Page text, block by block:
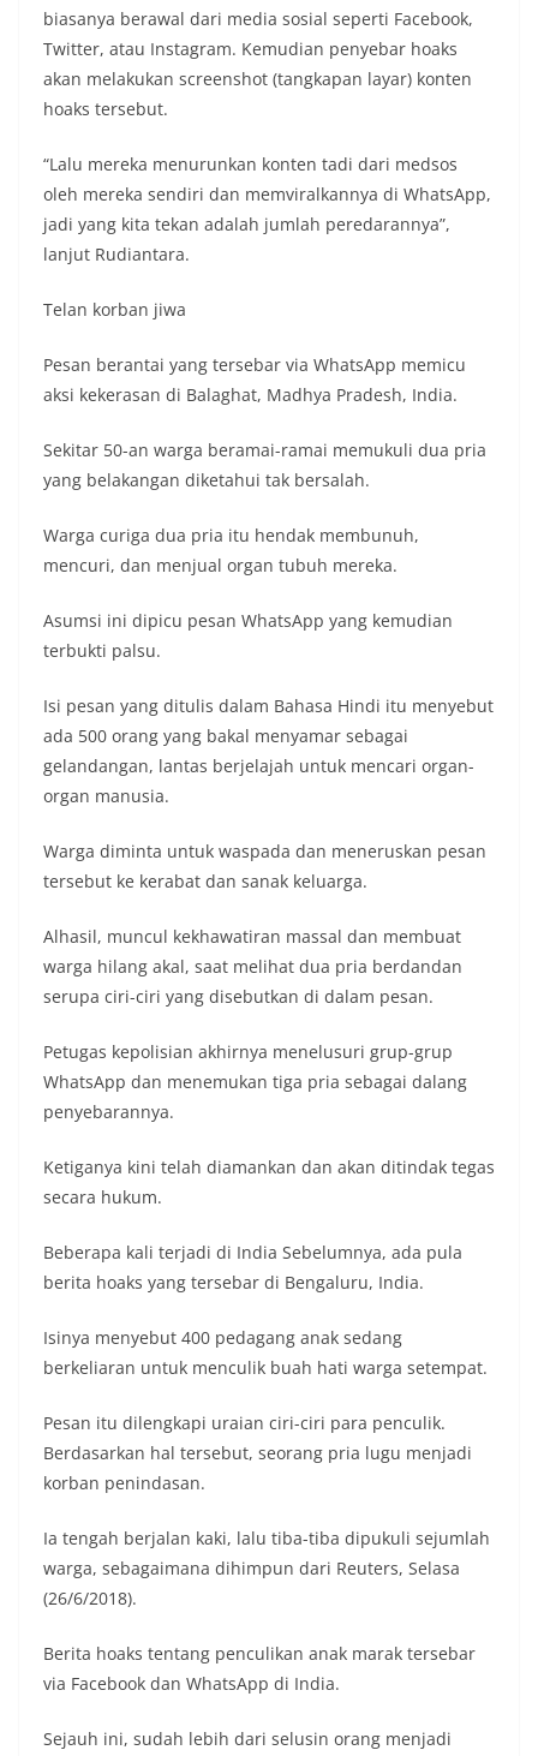
biasanya berawal dari media sosial seperti Facebook,
Twitter, atau Instagram. Kemudian penyebar hoaks
akan melakukan screenshot (tangkapan layar) konten
hoaks tersebut.
“Lalu mereka menurunkan konten tadi dari medsos
oleh mereka sendiri dan memviralkannya di WhatsApp,
jadi yang kita tekan adalah jumlah peredarannya”,
lanjut Rudiantara.
Telan korban jiwa
Pesan berantai yang tersebar via WhatsApp memicu
aksi kekerasan di Balaghat, Madhya Pradesh, India.
Sekitar 50-an warga beramai-ramai memukuli dua pria
yang belakangan diketahui tak bersalah.
Warga curiga dua pria itu hendak membunuh,
mencuri, dan menjual organ tubuh mereka.
Asumsi ini dipicu pesan WhatsApp yang kemudian
terbukti palsu.
Isi pesan yang ditulis dalam Bahasa Hindi itu menyebut
ada 500 orang yang bakal menyamar sebagai
gelandangan, lantas berjelajah untuk mencari organ-
organ manusia.
Warga diminta untuk waspada dan meneruskan pesan
tersebut ke kerabat dan sanak keluarga.
Alhasil, muncul kekhawatiran massal dan membuat
warga hilang akal, saat melihat dua pria berdandan
serupa ciri-ciri yang disebutkan di dalam pesan.
Petugas kepolisian akhirnya menelusuri grup-grup
WhatsApp dan menemukan tiga pria sebagai dalang
penyebarannya.
Ketiganya kini telah diamankan dan akan ditindak tegas
secara hukum.
Beberapa kali terjadi di India Sebelumnya, ada pula
berita hoaks yang tersebar di Bengaluru, India.
Isinya menyebut 400 pedagang anak sedang
berkeliaran untuk menculik buah hati warga setempat.
Pesan itu dilengkapi uraian ciri-ciri para penculik.
Berdasarkan hal tersebut, seorang pria lugu menjadi
korban penindasan.
Ia tengah berjalan kaki, lalu tiba-tiba dipukuli sejumlah
warga, sebagaimana dihimpun dari Reuters, Selasa
(26/6/2018).
Berita hoaks tentang penculikan anak marak tersebar
via Facebook dan WhatsApp di India.
Sejauh ini, sudah lebih dari selusin orang menjadi